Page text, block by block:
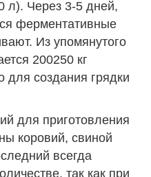
л). Через 3-5 дней,
ферментативные
Из упомянутого
200250 кг
для создания грядки
для приготовления
коровий, свиной
всегда
так как при